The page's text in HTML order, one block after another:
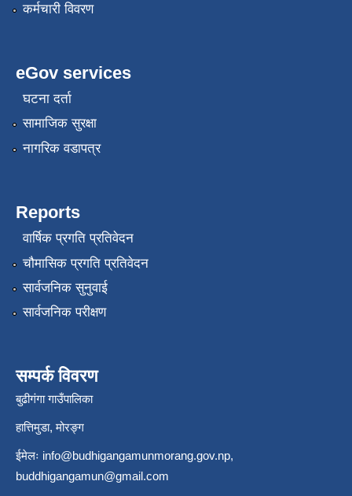
कर्मचारी विवरण
eGov services
घटना दर्ता
सामाजिक सुरक्षा
नागरिक वडापत्र
Reports
वार्षिक प्रगति प्रतिवेदन
चौमासिक प्रगति प्रतिवेदन
सार्वजनिक सुनुवाई
सार्वजनिक परीक्षण
सम्पर्क विवरण
बुढीगंगा गाउँपालिका
हात्तिमुडा, मोरङ्ग
ईमेलः info@budhigangamunmorang.gov.np,
buddhigangamun@gmail.com